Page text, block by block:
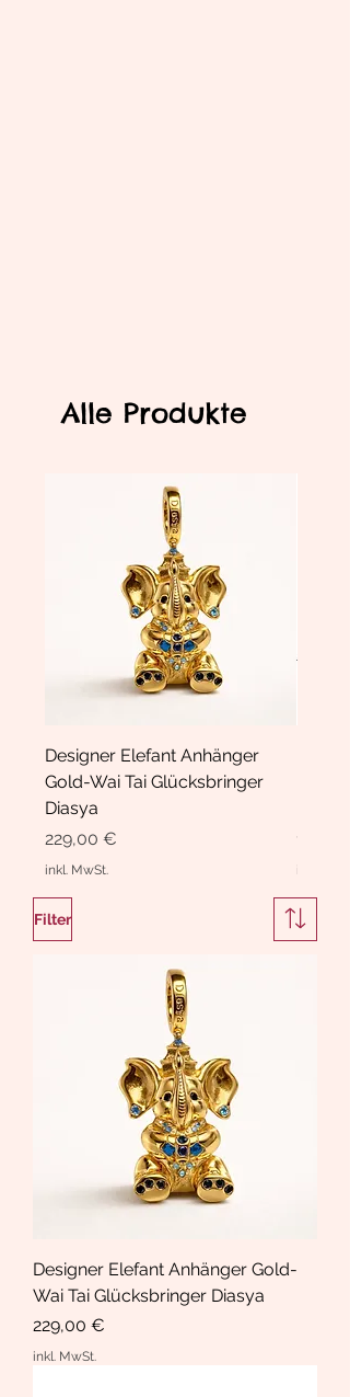
Alle Produkte
Designer Elefant Anhänger
Gold-Wai Tai Glücksbringer
Diasya
Preis
229,00 €
inkl. MwSt.
Preis
189,00
Filter
Designer Elefant Anhänger Gold-
Wai Tai Glücksbringer Diasya
Preis
229,00 €
inkl. MwSt.